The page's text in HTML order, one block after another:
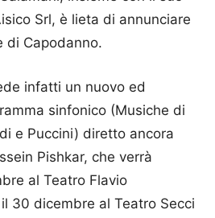
Srl, è lieta di annunciare
di Capodanno.
infatti un nuovo ed
sinfonico (Musiche di
e Puccini) diretto ancora
Pishkar, che verrà
al Teatro Flavio
30 dicembre al Teatro Secci